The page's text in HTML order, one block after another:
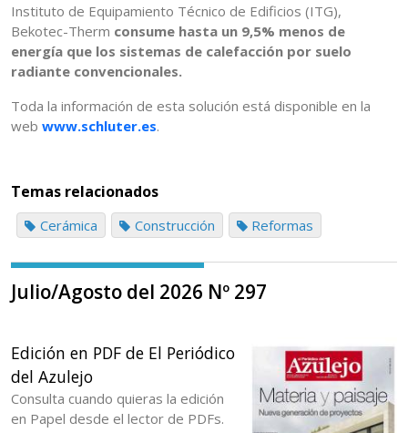
Instituto de Equipamiento Técnico de Edificios (ITG),
Bekotec-Therm consume hasta un 9,5% menos de
energía que los sistemas de calefacción por suelo
radiante convencionales.
Toda la información de esta solución está disponible en la
web www.schluter.es.
Temas relacionados
Cerámica Construcción Reformas
Julio/Agosto del 2026 Nº 297
Edición en PDF de El Periódico
del Azulejo
Consulta cuando quieras la edición
en Papel desde el lector de PDFs.